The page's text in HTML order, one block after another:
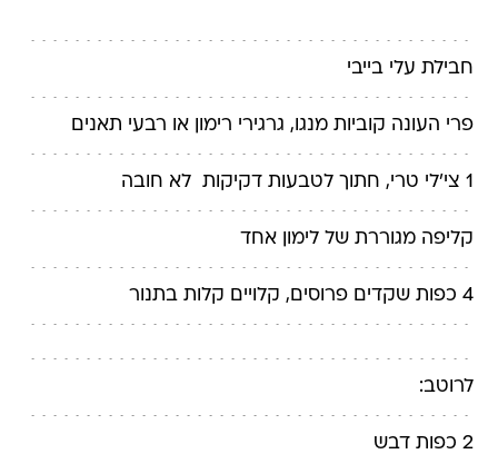
חבילת עלי בייבי
פרי העונה קוביות מנגו, גרגירי רימון או רבעי תאנים
1 צי'לי טרי, חתוך לטבעות דקיקות  לא חובה
קליפה מגוררת של לימון אחד
4 כפות שקדים פרוסים, קלויים קלות בתנור
לרוטב:
2 כפות דבש